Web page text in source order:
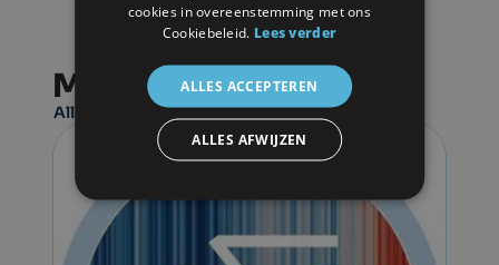
Meer nieuws
Alle nieuwsberichten & publicaties
cookies in overeenstemming met ons
Cookiebeleid. Lees verder
ALLES ACCEPTEREN
ALLES AFWIJZEN